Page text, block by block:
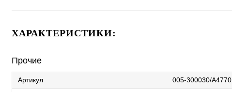
ХАРАКТЕРИСТИКИ:
Прочие
Артикул 005-300030/A4770